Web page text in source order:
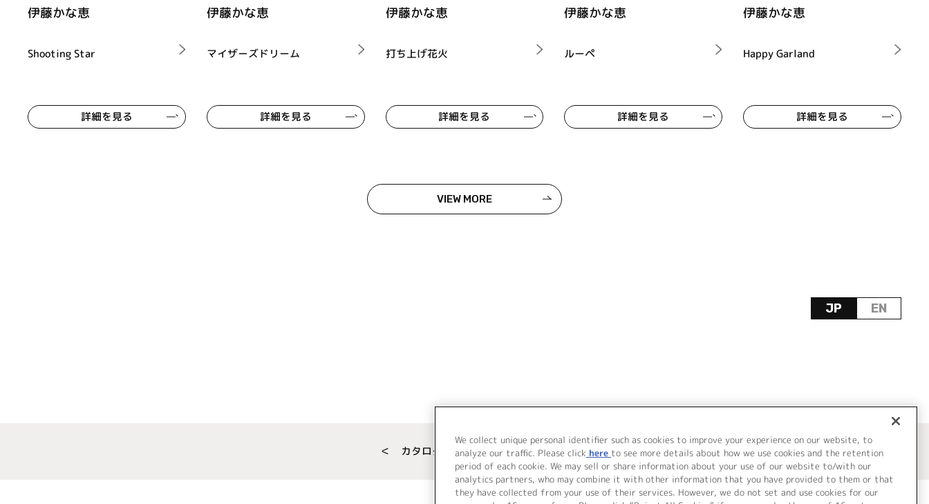
伊藤かな恵
Shooting Star
詳細を見る
伊藤かな恵
マイザーズドリーム
詳細を見る
伊藤かな恵
打ち上げ花火
詳細を見る
伊藤かな恵
ルーペ
詳細を見る
伊藤かな恵
Happy Garland
詳細を見る
VIEW MORE
JP EN
＜ カタログサイト トップページへ
We collect unique personal identifier such as cookies to improve your experience on our website, to
analyze our traffic. Please click here to see more details about how we use cookies and the retention
period of each cookie. We may sell or share information about your use of our website to/with our
analytics partners, who may combine it with other information that you have provided to them or that
they have collected from your use of their services. However, we do not set and use cookies for our